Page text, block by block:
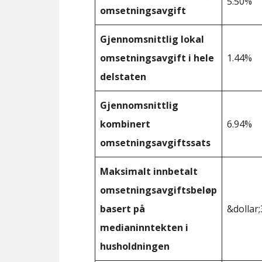
omsetningsavgift
Gjennomsnittlig lokal
omsetningsavgift i hele
delstaten
1.44%
Gjennomsnittlig
kombinert
omsetningsavgiftssats
6.94%
Maksimalt innbetalt
omsetningsavgiftsbeløp
basert på
medianinntekten i
husholdningen